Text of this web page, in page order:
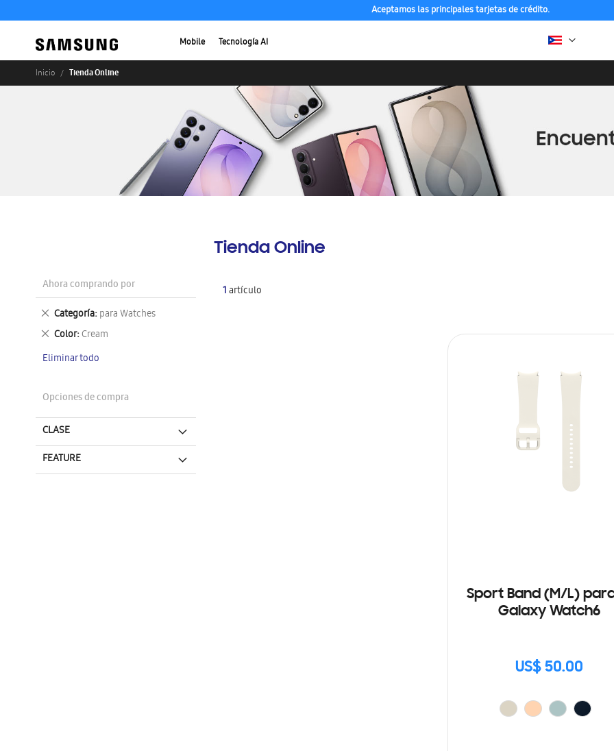
Aceptamos las principales tarjetas de crédito.
Mobile Tecnología AI
Inicio Tienda Online
Tienda Online
1artículo
Sport Band (M/L)
Galaxy Watch6
US$ 50.00
Ahora comprando por
Categoría para Watches
Eliminar
este
artículo
Color Cream
Eliminar
artículo
Eliminar todo
Opciones de compra
CLASE
FEATURE